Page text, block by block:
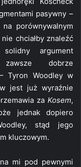
pasywny –
porównywalnym
chciałby znaleźć
argument
dobrze
Tyron Woodley w
jest już wyraźnie
za Kosem,
jednak dopiero
stąd jego
kluczowym.
mi pod pewnymi